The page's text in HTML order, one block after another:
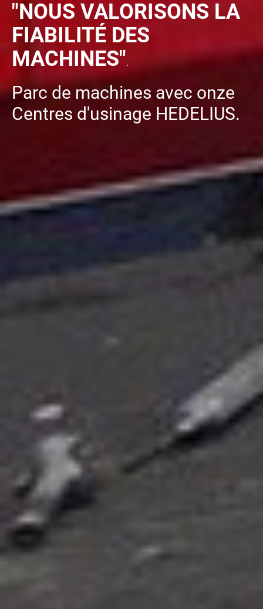
"NOUS VALORISONS LA
FIABILITÉ DES
MACHINES".
Parc de machines avec onze
Centres d'usinage HEDELIUS.